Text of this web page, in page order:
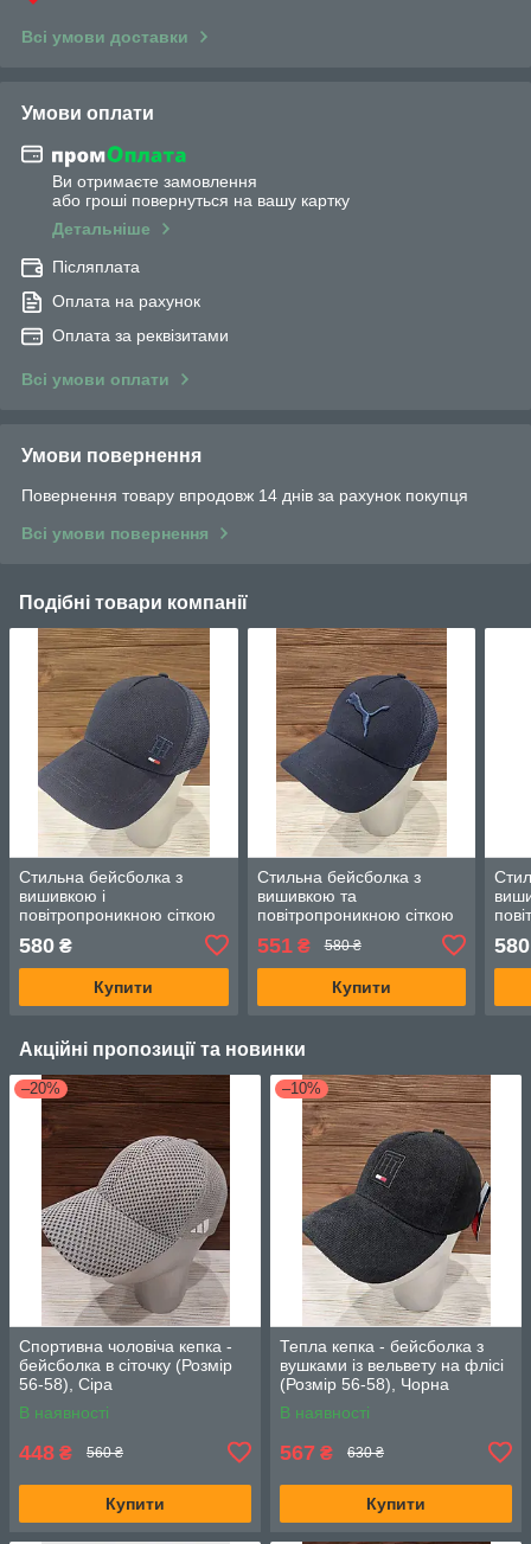
Всі умови доставки
Умови оплати
Ви отримаєте замовлення
або гроші повернуться на вашу картку
Детальніше
Післяплата
Оплата на рахунок
Оплата за реквізитами
Всі умови оплати
Умови повернення
Повернення товару впродовж 14 днів за рахунок покупця
Всі умови повернення
Подібні товари компанії
Стильна бейсболка з
вишивкою і
повітропроникною сіткою
синя
580 ₴
Купити
Стильна бейсболка з
вишивкою та
повітропроникною сіткою
синя
551₴ 580 ₴
Купити
синя
580
Акційні пропозиції та новинки
–20%
Спортивна чоловіча кепка -
бейсболка в сіточку (Розмір
56-58), Сіра
В наявності
448 ₴ 560 ₴
Купити
–10%
Тепла кепка - бейсболка з
вушками із вельвету на флісі
(Розмір 56-58), Чорна
В наявності
567 ₴ 630 ₴
Купити